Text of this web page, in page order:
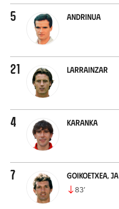
5 Andrinua
21 Larrainzar
4 Karanka
7 Goikoetxea, JA
83’